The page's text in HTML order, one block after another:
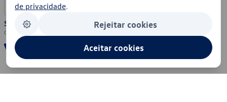
Segurança
de privacidade.
Rejeitar cookies
Aceitar cookies